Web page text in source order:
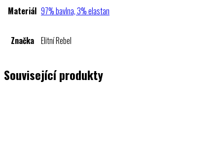
Materiál 97% bavlna, 3% elastan
Značka Elitní Rebel
Související produkty